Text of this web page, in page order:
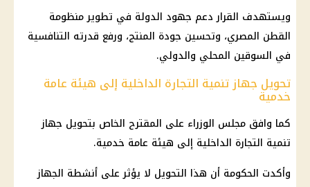
ويستهدف القرار دعم جهود الدولة في تطوير منظومة
القطن المصري، وتحسين جودة المنتج، ورفع قدرته التنافسية
في السوقين المحلي والدولي.
تحويل جهاز تنمية التجارة الداخلية إلى هيئة عامة
خدمية
كما وافق مجلس الوزراء على المقترح الخاص بتحويل جهاز
تنمية التجارة الداخلية إلى هيئة عامة خدمية.
وأكدت الحكومة أن هذا التحويل لا يؤثر على أنشطة الجهاز